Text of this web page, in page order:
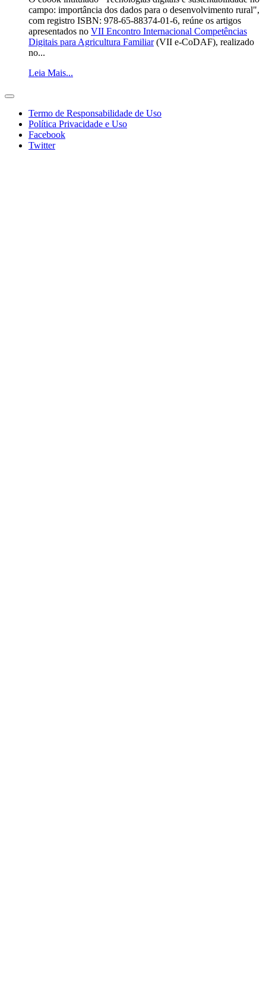
campo: importância dos dados para o desenvolvimento rural",
com registro ISBN: 978-65-88374-01-6, reúne os artigos
apresentados no VII Encontro Internacional Competências
Digitais para Agricultura Familiar(VII e-CoDAF), realizado
no...
Leia Mais...
Termo de Responsabilidade de Uso
Política Privacidade e Uso
Facebook
Twitter